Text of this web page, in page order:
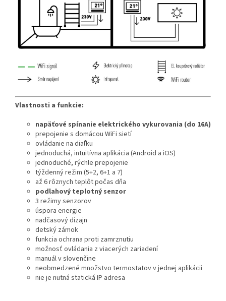
Vlastnosti a funkcie:
napäťové spínanie elektrického vykurovania (do 16A)
prepojenie s domácou WiFi sietí
ovládanie na diaľku
jednoduchá, intuitívna aplikácia (Android a iOS)
jednoduché, rýchle prepojenie
týždenný režim (5+2, 6+1 a 7)
až 6 rôznych teplôt počas dňa
podlahový teplotný senzor
3 režimy senzorov
úspora energie
nadčasový dizajn
detský zámok
funkcia ochrana proti zamrznutiu
možnosť ovládania z viacerých zariadení
manuál v slovenčine
neobmedzené množstvo termostatov v jednej aplikácii
nie je nutná statická IP adresa